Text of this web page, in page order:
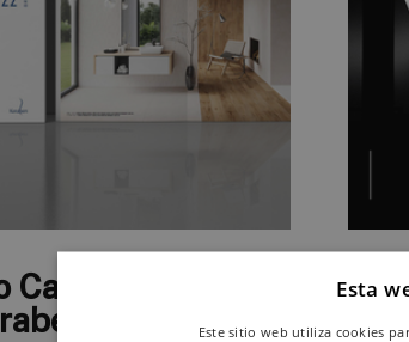
Catálogo General
21/22
por
Esta
Este sitio web utiliza cookies